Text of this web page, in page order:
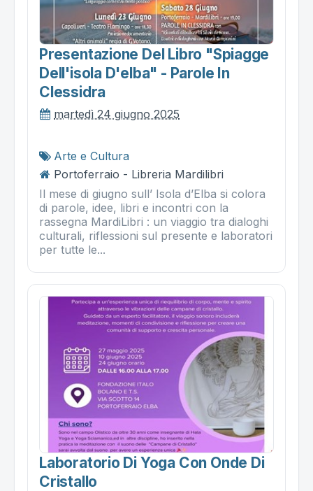
Presentazione Del Libro "spiagge
Dell'isola D'elba" - Parole In
Clessidra
martedì 24 giugno 2025
Arte e Cultura
Portoferraio - Libreria Mardilibri
Il mese di giugno sull’ Isola d’Elba si colora
di parole, idee, libri e incontri con la
rassegna MardiLibri : un viaggio tra dialoghi
culturali, riflessioni sul presente e laboratori
per tutte le...
Laboratorio Di Yoga Con Onde Di
Cristallo